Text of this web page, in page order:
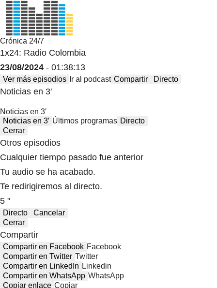
Crónica 24/7
1x24: Radio Colombia
23/08/2024 - 01:38:13
Ver más episodios Ir al podcast Compartir Directo
Noticias en 3′
Noticias en 3′
Noticias en 3′ Últimos programas Directo
Cerrar
Otros episodios
Cualquier tiempo pasado fue anterior
Tu audio se ha acabado.
Te redirigiremos al directo.
5 "
Directo
Cancelar
Cerrar
Compartir
Compartir en Facebook Facebook
Compartir en Twitter Twitter
Compartir en LinkedIn Linkedin
Compartir en WhatsApp WhatsApp
Copiar enlace Copiar